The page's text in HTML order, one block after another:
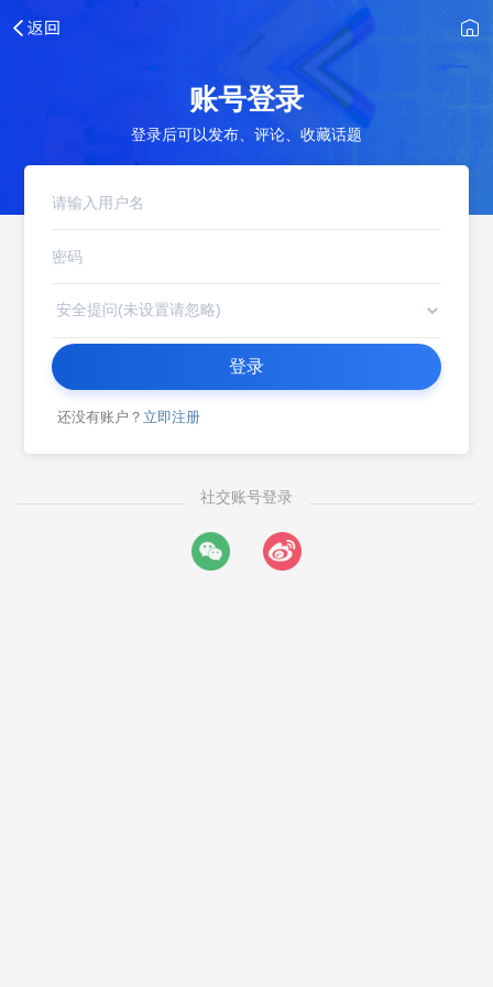
账号登录
登录后可以发布、评论、收藏话题
登录
还没有账户？ 立即注册
社交账号登录